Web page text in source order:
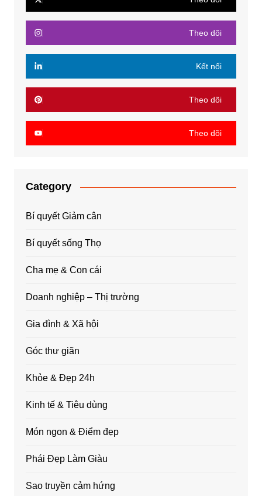
Theo dõi
Kết nối
Theo dõi
Theo dõi
Category
Bí quyết Giảm cân
Bí quyết sống Thọ
Cha mẹ & Con cái
Doanh nghiệp – Thị trường
Gia đình & Xã hội
Góc thư giãn
Khỏe & Đẹp 24h
Kinh tế & Tiêu dùng
Món ngon & Điểm đẹp
Phái Đẹp Làm Giàu
Sao truyền cảm hứng